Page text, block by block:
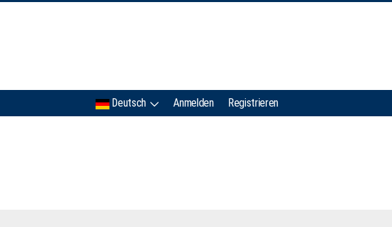
Deutsch Anmelden Registrieren